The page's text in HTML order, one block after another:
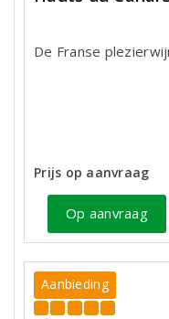
De Franse
Prijs op aanvraag
Op aanvraag
Aanbieding